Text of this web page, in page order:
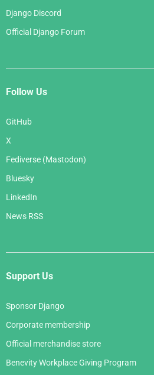
Django Discord
Official Django Forum
Follow Us
GitHub
X
Fediverse (Mastodon)
Bluesky
LinkedIn
News RSS
Support Us
Sponsor Django
Corporate membership
Official merchandise store
Benevity Workplace Giving Program